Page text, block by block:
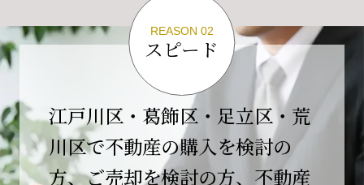
【開業10周年のご挨拶】
平素より格別のご高配を賜り、誠にありがとう
ございます。
おかげさまで当社は、2026年2月1日をもちまし
て開業10周年を迎えることができました。
REASON 02
スピード
江戸川区・葛飾区・足立区・荒
川区で不動産の購入を検討の
方、ご売却を検討の方、不動産